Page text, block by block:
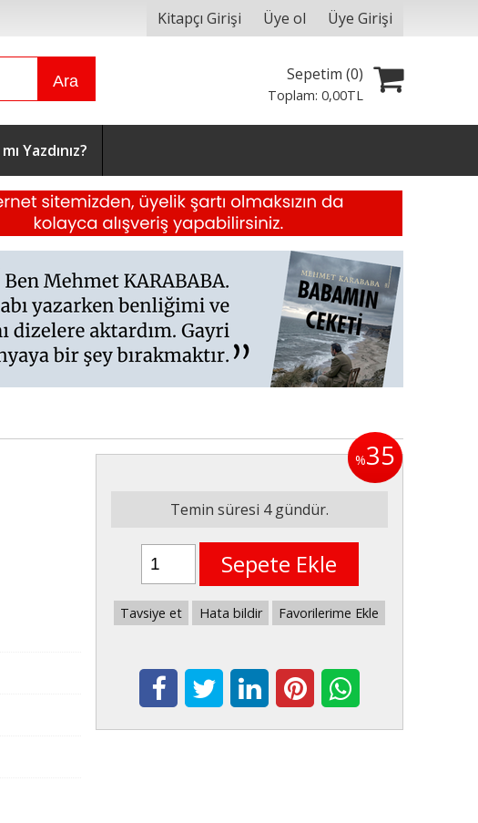
Kitapçı Girişi Üye ol Üye Girişi
Ara Sepetim (0)
Toplam:0,00TL
Yazdınız?
%35
Temin süresi 4 gündür.
Sepete Ekle
Tavsiye et Hata bildir Favorilerime Ekle